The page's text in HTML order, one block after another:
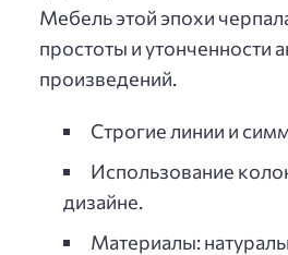
Мебель этой эпохи
простоты и утонченности
произведений.
Строгие линии и
Использование
дизайне.
Материалы: